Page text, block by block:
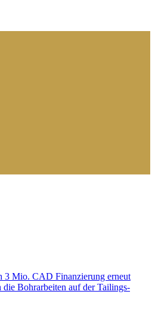
3 Mio. CAD Finanzierung erneut
Bohrarbeiten auf der Tailings-